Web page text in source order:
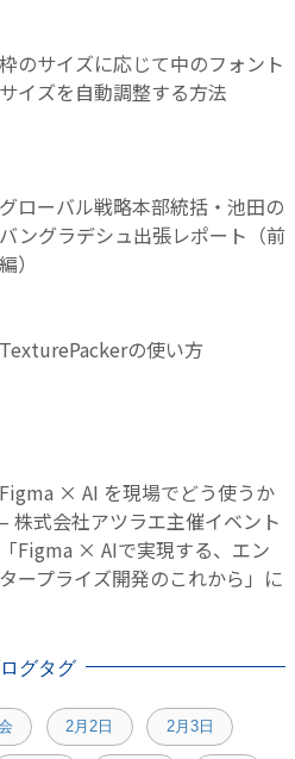
枠のサイズに応じて中のフォント
サイズを自動調整する方法
グローバル戦略本部統括・池田の
バングラデシュ出張レポート（前
編）
TexturePackerの使い方
Figma × AI を現場でどう使うか
– 株式会社アツラエ主催イベント
「Figma × AIで実現する、エン
タープライズ開発のこれから」に
グタグ
2月2日 2月3日